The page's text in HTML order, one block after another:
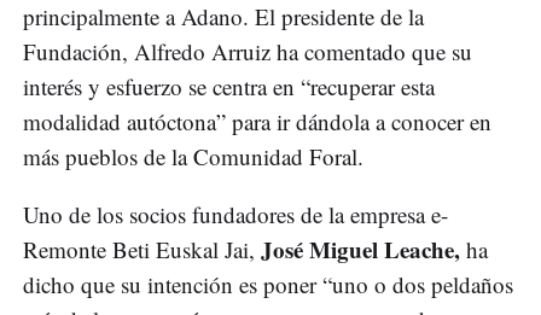
principalmente a Adano. El presidente de la
Fundación, Alfredo Arruiz ha comentado que su
interés y esfuerzo se centra en “recuperar esta
modalidad autóctona” para ir dándola a conocer en
más pueblos de la Comunidad Foral.
Uno de los socios fundadores de la empresa e-
Remonte Beti Euskal Jai, José Miguel Leache, ha
dicho que su intención es poner “uno o dos peldaños